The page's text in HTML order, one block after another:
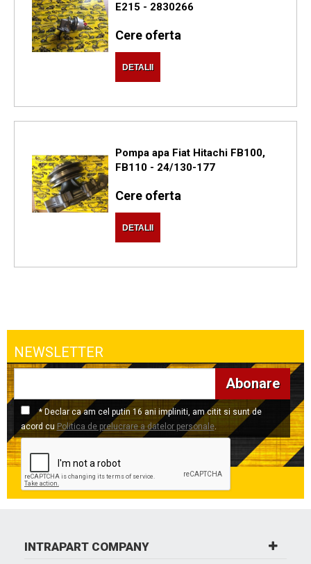
E215 - 2830266
Cere oferta
DETALII
Pompa apa Fiat Hitachi FB100,
FB110 - 24/130-177
Cere oferta
DETALII
NEWSLETTER
Abonare
* Declar ca am cel putin 16 ani impliniti, am citit si sunt de
acord cu Politica de prelucrare a datelor personale.
INTRAPART COMPANY